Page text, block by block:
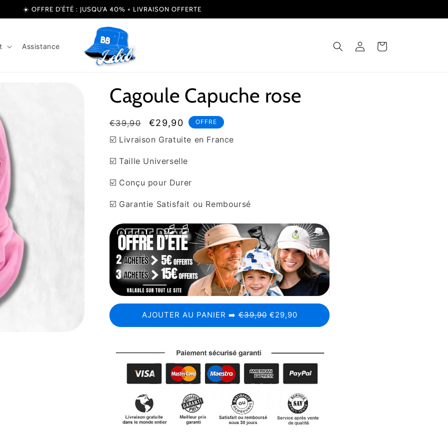
☀️ OFFRE D’ÉTÉ : JUSQU'A 40% + LIVRAISON OFFERTE
Assistance ConnexionPanier
Cagoule Capuche rose
Prix
habituel
€39,90
Prix
soldé
€29,90 OFFRE
☑️ Livraison Gratuite en France
☑️ Taille Universelle
☑️ Conçu pour Durer
☑️ Garantie Satisfait ou Remboursé
AJOUTER AU PANIER ➡️€39,90 €29,90